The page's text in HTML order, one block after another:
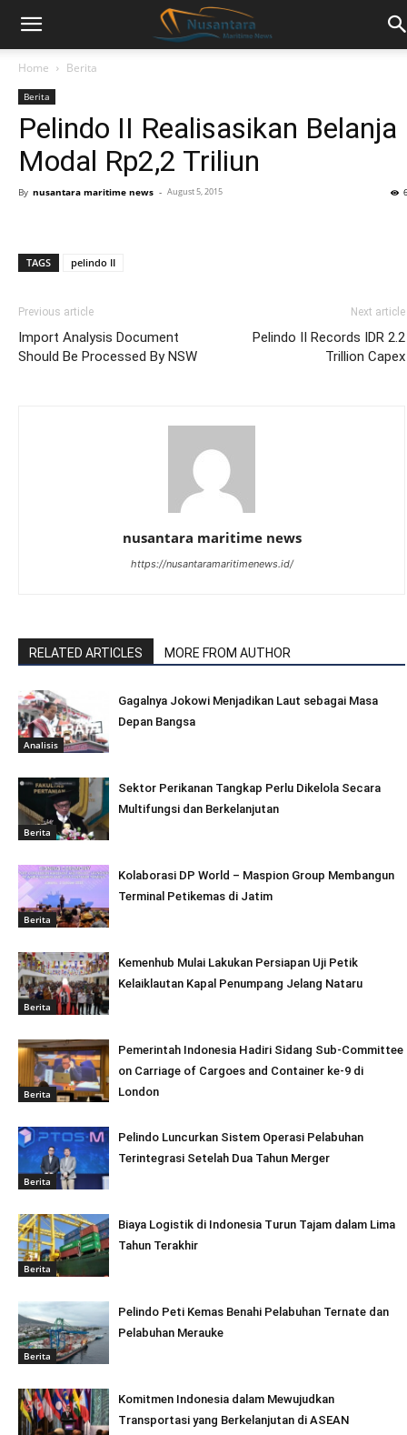
Home Berita
Berita
Pelindo II Realisasikan Belanja
Modal Rp2,2 Triliun
By nusantara maritime news - August 5, 2015
TAGS pelindo II
Previous article
Import Analysis Document
Should Be Processed By NSW
Next article
Pelindo II Records IDR 2.2
Trillion Capex
nusantara maritime news
https://nusantaramaritimenews.id/
RELATED ARTICLES MORE FROM AUTHOR
Analisis
Gagalnya Jokowi Menjadikan Laut sebagai Masa
Depan Bangsa
Berita
Sektor Perikanan Tangkap Perlu Dikelola Secara
Multifungsi dan Berkelanjutan
Berita
Kolaborasi DP World – Maspion Group Membangun
Terminal Petikemas di Jatim
Berita
Kemenhub Mulai Lakukan Persiapan Uji Petik
Kelaiklautan Kapal Penumpang Jelang Nataru
Berita
Pemerintah Indonesia Hadiri Sidang Sub-Committee
on Carriage of Cargoes and Container ke-9 di
London
Berita
Pelindo Luncurkan Sistem Operasi Pelabuhan
Terintegrasi Setelah Dua Tahun Merger
Berita
Biaya Logistik di Indonesia Turun Tajam dalam Lima
Tahun Terakhir
Berita
Pelindo Peti Kemas Benahi Pelabuhan Ternate dan
Pelabuhan Merauke
Komitmen Indonesia dalam Mewujudkan
Transportasi yang Berkelanjutan di ASEAN